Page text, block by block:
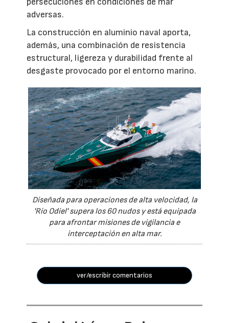
adversas.
La construcción en aluminio naval aporta,
además, una combinación de resistencia
estructural, ligereza y durabilidad frente al
desgaste provocado por el entorno marino.
Diseñada para operaciones de alta velocidad, la
'Río Odiel' supera los 60 nudos y está equipada
para afrontar misiones de vigilancia e
interceptación en alta mar.
ver/escribir comentarios